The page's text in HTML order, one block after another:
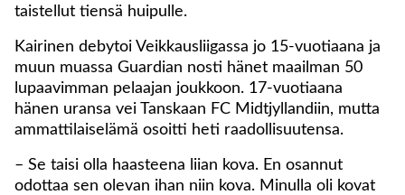
taistellut tiensä huipulle.
Kairinen debytoi Veikkausliigassa jo 15-vuotiaana ja
muun muassa Guardian nosti hänet maailman 50
lupaavimman pelaajan joukkoon. 17-vuotiaana
hänen uransa vei Tanskaan FC Midtjyllandiin, mutta
ammattilaiselämä osoitti heti raadollisuutensa.
– Se taisi olla haasteena liian kova. En osannut
odottaa sen olevan ihan niin kova. Minulla oli kovat